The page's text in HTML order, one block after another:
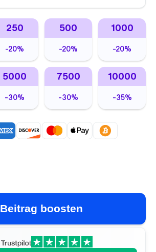
250
-20%
500
-20%
1000
-20%
5000
-30%
7500
-30%
10000
-35%
Beitrag boosten